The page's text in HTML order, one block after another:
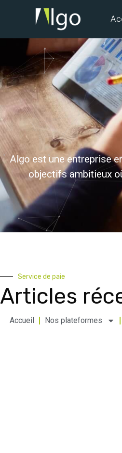
Algo est une entreprise
objectifs ambitieux
Service de paie
Articles
Accueil Nos plateformes